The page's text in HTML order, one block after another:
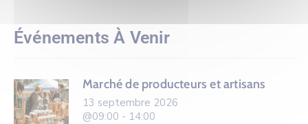
Événements À Venir
Marché de producteurs et artisans
13 septembre 2026
@09:00 - 14:00